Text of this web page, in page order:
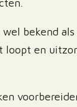
wel bekend als
loopt en